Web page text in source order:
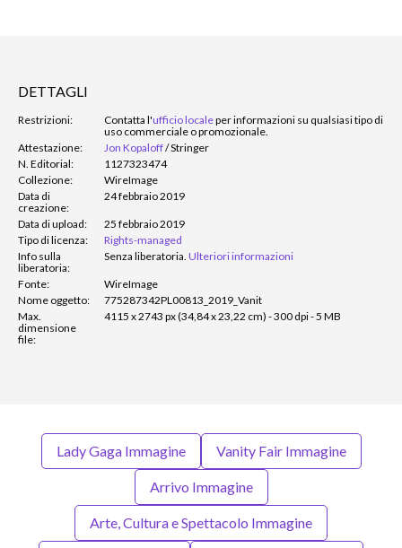
DETTAGLI
Restrizioni: Contatta l'ufficio localeper informazioni su qualsiasi tipo di
uso commerciale o promozionale.
Attestazione:
Jon Kopaloff/Stringer
N. Editorial:
1127323474
Collezione:
WireImage
Data di
creazione:
24 febbraio 2019
Data di upload:
25 febbraio 2019
Tipo di licenza:
Rights-managed
Info sulla
liberatoria:
Senza liberatoria. Ulteriori informazioni
Fonte:
WireImage
Nome oggetto:
775287342PL00813_2019_Vanit
Max.
dimensione
file:
4115 x 2743 px (34,84 x 23,22 cm) - 300 dpi - 5 MB
Lady Gaga Immagine Vanity Fair Immagine
Arrivo Immagine
Arte, Cultura e Spettacolo Immagine